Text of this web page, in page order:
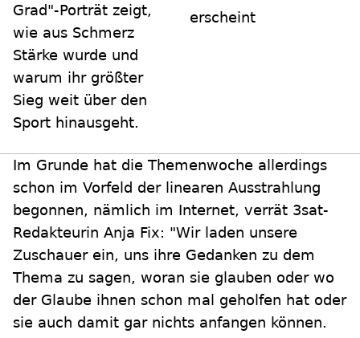
Grad"-Porträt zeigt,
wie aus Schmerz
Stärke wurde und
warum ihr größter
Sieg weit über den
Sport hinausgeht.
erscheint
Im Grunde hat die Themenwoche allerdings
schon im Vorfeld der linearen Ausstrahlung
begonnen, nämlich im Internet, verrät 3sat-
Redakteurin Anja Fix: "Wir laden unsere
Zuschauer ein, uns ihre Gedanken zu dem
Thema zu sagen, woran sie glauben oder wo
der Glaube ihnen schon mal geholfen hat oder
sie auch damit gar nichts anfangen können.